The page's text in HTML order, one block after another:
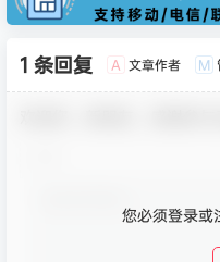
1 条回复 A 文章作者 M
您必须登录或